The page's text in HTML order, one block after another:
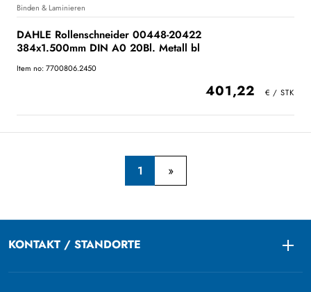
Binden & Laminieren
DAHLE Rollenschneider 00448-20422
384x1.500mm DIN A0 20Bl. Metall bl
Item no: 7700806.2450
401,22
1
KONTAKT / STANDORTE